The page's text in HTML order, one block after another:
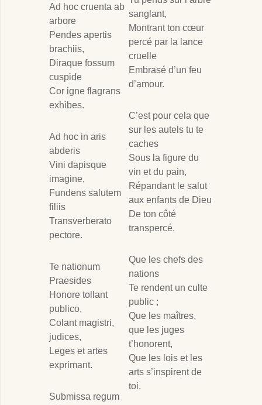
Ad hoc cruenta ab
arbore
Pendes apertis
brachiis,
Diraque fossum
cuspide
Cor igne flagrans
exhibes.
Ad hoc in aris
abderis
Vini dapisque
imagine,
Fundens salutem
filiis
Transverberato
pectore.
Te nationum
Praesides
Honore tollant
publico,
Colant magistri,
judices,
Leges et artes
exprimant.
Submissa regum
sanglant,
Montrant ton cœur
percé par la lance
cruelle
Embrasé d’un feu
d’amour.
C’est pour cela que
sur les autels tu te
caches
Sous la figure du
vin et du pain,
Répandant le salut
aux enfants de Dieu
De ton côté
transpercé.
Que les chefs des
nations
Te rendent un culte
public ;
Que les maîtres,
que les juges
t’honorent,
Que les lois et les
arts s’inspirent de
toi.